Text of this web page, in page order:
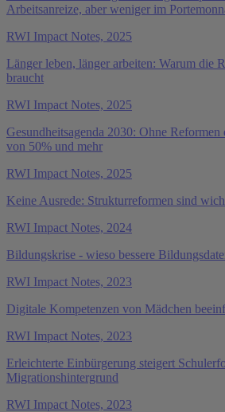
Arbeitsanreize, aber weniger im
RWI Impact Notes, 2025
Länger leben, länger arbeiten: Warum die
braucht
RWI Impact Notes, 2025
Gesundheitsagenda 2030: Ohne Reformen
von 50% und mehr
RWI Impact Notes, 2025
Keine Ausrede: Strukturreformen sind
RWI Impact Notes, 2024
Bildungskrise - wieso bessere
RWI Impact Notes, 2023
Digitale Kompetenzen von Mädchen
RWI Impact Notes, 2023
Erleichterte Einbürgerung steigert
Migrationshintergrund
RWI Impact Notes, 2023